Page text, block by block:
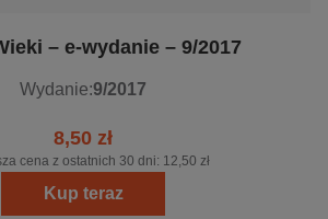
– e-wydanie – 9/2017
Wydanie:9/2017
8,50 zł
cena z ostatnich 30 dni: 12,50 zł
Kup teraz